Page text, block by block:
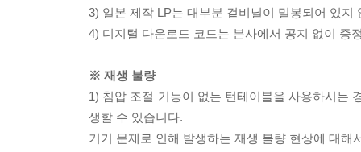
3) 일본 제작 LP는 대부분 겉비닐이 밀봉되어 있지
4) 디지털 다운로드 코드는 본사에서 공지 없이 증
※ 재생 불량
1) 침압 조절 기능이 없는 턴테이블을 사용하시는
생할 수 있습니다.
기기 문제로 인해 발생하는 재생 불량 현상에 대